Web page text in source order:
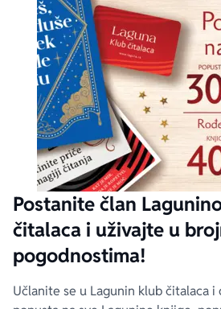
Postanite član
čitalaca i uživajte u
pogodnostima!
Učlanite se u Lagunin klub čitalaca